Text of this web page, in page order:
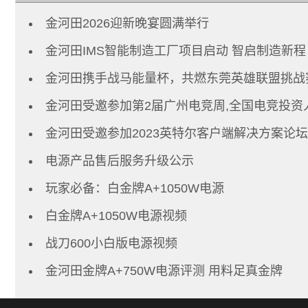
金河田2026迎新晚宴圆满举行
金河田IMS智能制造工厂项目启动 智启制造新程
金河田携手战马能量杯，共燃东莞英雄联盟挑战
金河田受邀参加第2届广州电竞周,全国电竞投资
金河田受邀参加2023英特尔客户端解决方案论坛
电源产品售后服务升级公示
玩家必备：白金牌A+1050W电源
白金牌A+1050W电源视频
战刀600小白版电源视频
金河田金牌A+750W电源评测 用料足真金牌